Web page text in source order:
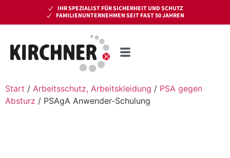
IHR SPEZIALIST FÜR SICHERHEIT UND SCHUTZ
FAMILIENUNTERNEHMEN SEIT FAST 50 JAHREN
Start / Arbeitsschutz, Arbeitskleidung / PSA gegen
Absturz / PSAgA Anwender-Schulung